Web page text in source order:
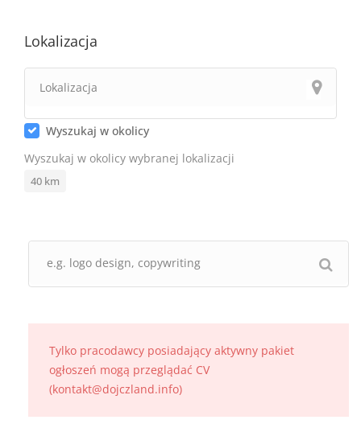
Lokalizacja
Wyszukaj w okolicy
Wyszukaj w okolicy wybranej lokalizacji
40 km
Tylko pracodawcy posiadający aktywny pakiet
ogłoszeń mogą przeglądać CV
(kontakt@dojczland.info)